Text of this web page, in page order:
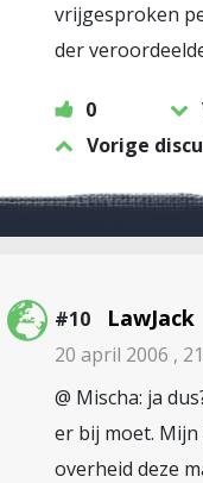
vrijgesproken
der
0
Vorige
#10 LawJack
20 april 2006 ,
@ Mischa: ja
er bij moet.
overheid deze